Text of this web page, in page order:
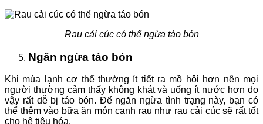
Rau cải cúc có thể ngừa táo bón
Ngăn ngừa táo bón
Khi mùa lạnh cơ thể thường ít tiết ra mồ hôi hơn nên mọi
người thường cảm thấy không khát và uống ít nước hơn do
vậy rất dễ bị táo bón. Để ngăn ngừa tình trạng này, bạn có
thể thêm vào bữa ăn món canh rau như rau cải cúc sẽ rất tốt
cho hệ tiêu hóa.